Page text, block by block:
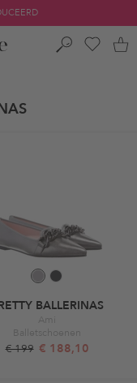
BALLERINAS
Ami
Balletschoenen
€ 199 € 188,10